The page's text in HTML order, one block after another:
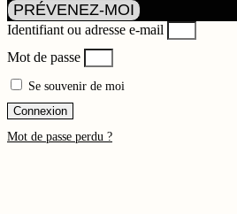
PRÉVENEZ-MOI
Identifiant ou adresse e-mail
Mot de passe
Se souvenir de moi
Connexion
Mot de passe perdu ?